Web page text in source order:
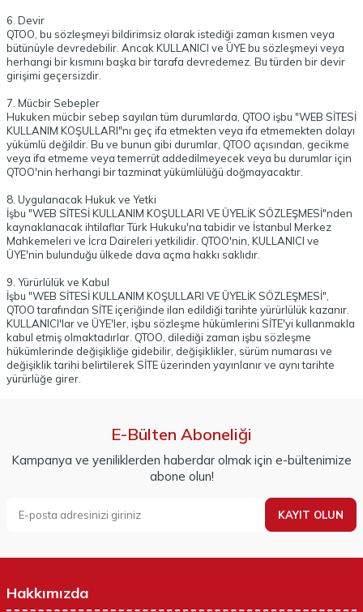
6. Devir
QTOO, bu sözleşmeyi bildirimsiz olarak istediği zaman kısmen veya
bütünüyle devredebilir. Ancak KULLANICI ve ÜYE bu sözleşmeyi veya
herhangi bir kısmını başka bir tarafa devredemez. Bu türden bir devir
girişimi geçersizdir.
7. Mücbir Sebepler
Hukuken mücbir sebep sayılan tüm durumlarda, QTOO işbu "WEB SİTESİ
KULLANIM KOŞULLARI"nı geç ifa etmekten veya ifa etmemekten dolayı
yükümlü değildir. Bu ve bunun gibi durumlar, QTOO açısından, gecikme
veya ifa etmeme veya temerrüt addedilmeyecek veya bu durumlar için
QTOO'nin herhangi bir tazminat yükümlülüğü doğmayacaktır.
8. Uygulanacak Hukuk ve Yetki
İşbu "WEB SİTESİ KULLANIM KOŞULLARI VE ÜYELİK SÖZLEŞMESİ"nden
kaynaklanacak ihtilaflar Türk Hukuku'na tabidir ve İstanbul Merkez
Mahkemeleri ve İcra Daireleri yetkilidir. QTOO'nin, KULLANICI ve
ÜYE'nin bulunduğu ülkede dava açma hakkı saklıdır.
9. Yürürlülük ve Kabul
İşbu "WEB SİTESİ KULLANIM KOŞULLARI VE ÜYELİK SÖZLEŞMESİ",
QTOO tarafından SİTE içeriğinde ilan edildiği tarihte yürürlülük kazanır.
KULLANICI'lar ve ÜYE'ler, işbu sözleşme hükümlerini SİTE'yi kullanmakla
kabul etmiş olmaktadırlar. QTOO, dilediği zaman işbu sözleşme
hükümlerinde değişikliğe gidebilir, değişiklikler, sürüm numarası ve
değişiklik tarihi belirtilerek SİTE üzerinden yayınlanır ve aynı tarihte
yürürlüğe girer.
E-Bülten Aboneliği
Kampanya ve yeniliklerden haberdar olmak için e-bültenimize
abone olun!
KAYIT OLUN
Hakkımızda